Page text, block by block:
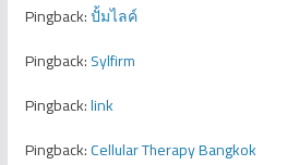
Pingback:ปั้มไลค์
Pingback:Sylfirm
Pingback:link
Pingback:Cellular Therapy Bangkok